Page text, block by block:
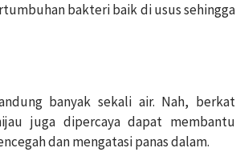
bakteri baik di usus sehingga
banyak sekali air. Nah, berkat
juga dipercaya dapat membantu
dan mengatasi panas dalam.